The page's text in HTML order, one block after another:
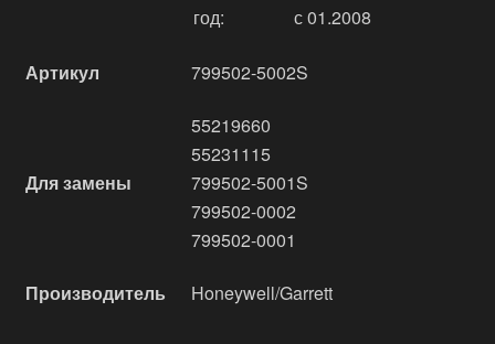
год: с 01.2008
Артикул 799502-5002S
Для замены
55219660
55231115
799502-5001S
799502-0002
799502-0001
Производитель Honeywell/Garrett